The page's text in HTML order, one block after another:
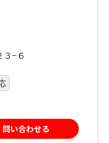
−６
問い合わせる